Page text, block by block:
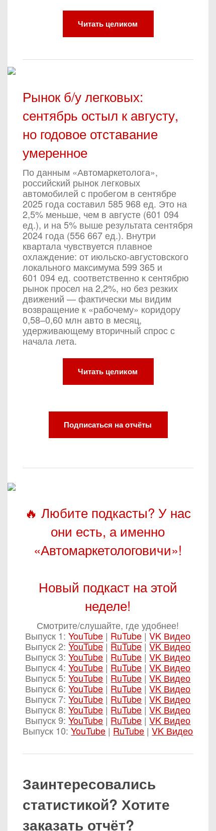
Читать целиком
Рынок б/у легковых:
сентябрь остыл к августу,
но годовое отставание
умеренное
По данным «Автомаркетолога»,
российский рынок легковых
автомобилей с пробегом в сентябре
2025 года составил 585 968 ед. Это на
2,5% меньше, чем в августе (601 094
ед.), и на 5% выше результата сентября
2024 года (556 667 ед.). Внутри
квартала чувствуется плавное
охлаждение: от июльско-августовского
локального максимума 599 365 и
601 094 ед. соответственно к сентябрю
рынок просел на 2,2%, но без резких
движений — фактически мы видим
возвращение к «рабочему» коридору
0,58–0,60 млн авто в месяц,
удерживающему вторичный спрос с
начала лета.
Читать целиком
Подписаться на отчёты
🔥 Любите подкасты? У нас
они есть, а именно
«Автомаркетологовичи»!
Новый подкаст на этой
неделе!
Смотрите/слушайте, где удобнее!
Выпуск 1:YouTube | RuTube|VK Видео
Выпуск 2:YouTube| RuTube|VK Видео
Выпуск 3:YouTube | RuTube |VK Видео
Выпуск 4:YouTube | RuTube |VK Видео
Выпуск 5:YouTube | RuTube |VK Видео
Выпуск 6:YouTube | RuTube |VK Видео
Выпуск 7:YouTube | RuTube |VK Видео
Выпуск 8:YouTube | RuTube |VK Видео
Выпуск 9:YouTube | RuTube |VK Видео
Выпуск 10:YouTube| RuTube|VK Видео
Заинтересовались
статистикой? Хотите
заказать отчёт?